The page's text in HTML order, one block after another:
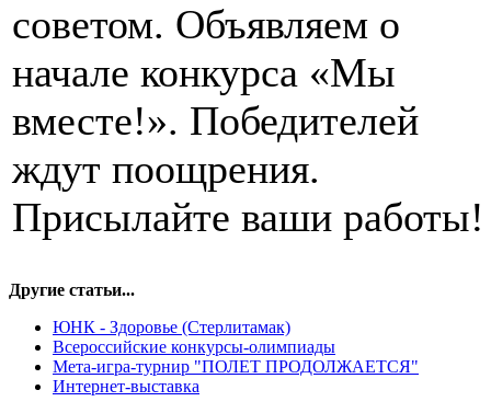
советом. Объявляем о
начале конкурса «Мы
вместе!». Победителей
ждут поощрения.
Присылайте ваши работы!
Другие статьи...
ЮНК - Здоровье (Стерлитамак)
Всероссийские конкурсы-олимпиады
Мета-игра-турнир "ПОЛЕТ ПРОДОЛЖАЕТСЯ"
Интернет-выставка